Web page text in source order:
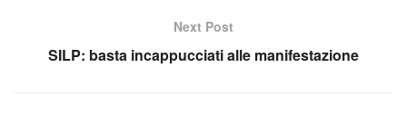
Next Post
SILP: basta incappucciati alle manifestazione